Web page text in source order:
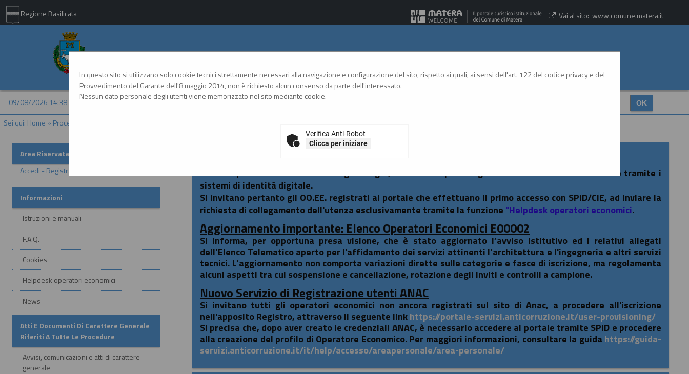
Regione Basilicata Vai al sito: www.comune.matera.it
Comune di Matera - Gare Telematiche
09/08/2026 14:38 A A GRAFICATESTO
Sei qui: Home » Procedure d'appalto e contratti
In questo sito si utilizzano solo cookie tecnici strettamente necessari alla navigazione e configurazione del sito, rispetto ai quali, ai sensi dell'art. 122 del codice privacy e del
Provvedimento del Garante dell'8 maggio 2014, non è richiesto alcun consenso da parte dell'interessato.
Nessun dato personale degli utenti viene memorizzato nel sito mediante cookie.
Verifica Anti-Robot
Clicca per iniziare
Area Riservata
Accedi - Registrati
Informazioni
Istruzioni e manuali
F.A.Q.
Cookies
Helpdesk operatori economici
News
Atti E Documenti Di Carattere Generale
Riferiti A Tutte Le Procedure
Avvisi, comunicazioni e atti di carattere
generale
In ottemperanza alle normative vigenti AgID, l'accesso al portale gare è consentito esclusivamente tramite i
sistemi di identità digitale.
Si invitano pertanto gli OO.EE. registrati al portale che effettuano il primo accesso con SPID/CIE, ad inviare la
richiesta di collegamento dell'utenza esclusivamente tramite la funzione "Helpdesk operatori economici.
Aggiornamento importante: Elenco Operatori Economici E00002
Si informa, per opportuna presa visione, che è stato aggiornato l’avviso istitutivo ed i relativi allegati
dell’Elenco Telematico aperto per l'affidamento dei servizi attinenti l’architettura e l'ingegneria e altri servizi
tecnici. L’aggiornamento non comporta variazioni dirette sulle categorie e fasce di iscrizione, ma regolamenta
alcuni aspetti tra cui sospensione e cancellazione, rotazione degli inviti e controlli a campione.
Nuovo Servizio di Registrazione utenti ANAC
Si invitano tutti gli operatori economici non ancora registrati sul sito di Anac, a procedere all'iscrizione
nell'apposito Registro, attraverso il seguente linkhttps://portale-servizi.anticorruzione.it/user-provisioning/
Si precisa che, dopo aver creato le credenziali ANAC, è necessario accedere al portale tramite SPID e procedere
alla creazione del profilo di Operatore Economico. Per maggiori informazioni, consultare la guida https://guida-
servizi.anticorruzione.it/it/help/accesso/areapersonale/area-personale/